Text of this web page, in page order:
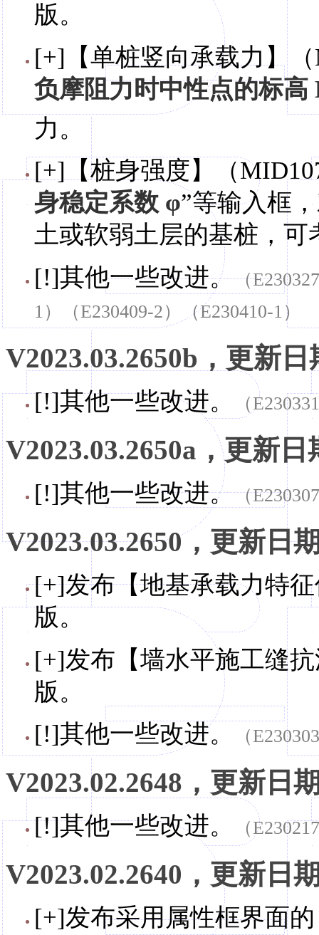
版。
[+]【单桩竖向承载力】
负摩阻力时中性点的标高
力。
[+]【桩身强度】（
身稳定系数 φ”等输入框
土或软弱土层的基桩，可
[!]其他一些改进。（
1）（E230409-2）（E230410-1）
V2023.03.2650b，更新日
[!]其他一些改进。 （
V2023.03.2650a，更新日
[!]其他一些改进。（
V2023.03.2650，更新日
[+]发布【地基承载力特
版。
[+]发布【墙水平施工缝
版。
[!]其他一些改进。
（
V2023.02.2648，更新日
[!]其他一些改进。 （
V2023.02.2640，更新日
[+]发布采用属性框界面